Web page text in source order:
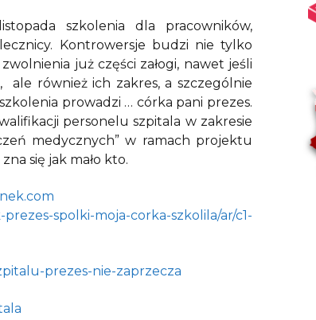
szkolenia dla pracowników,
Kontrowersje budzi nie tylko
już części załogi, nawet jeśli
również ich zakres, a szczególnie
prowadzi … córka pani prezes.
personelu szpitala w zakresie
medycznych” w ramach projektu
zna się jak mało kto.
spolki-moja-corka-szkolila/ar/c1-
prezes-nie-zaprzecza